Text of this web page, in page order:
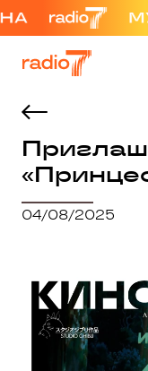
04/08/2025